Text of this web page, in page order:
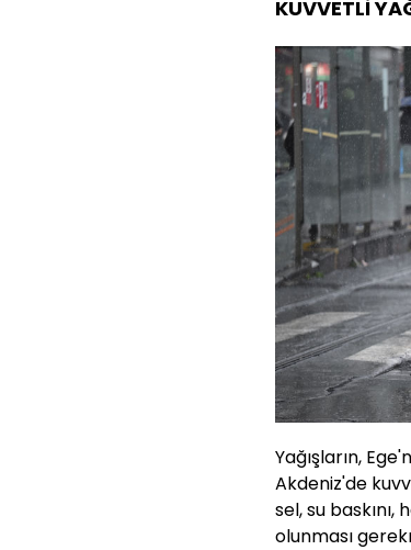
KUVVETLİ
Yağışların,
Akdeniz'de
sel, su
olunması